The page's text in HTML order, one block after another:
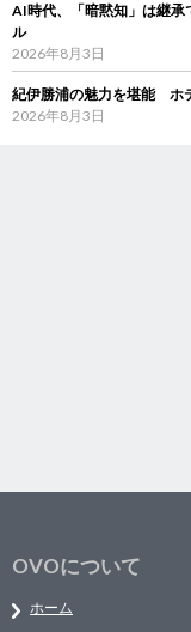
AI時代、「暗黙知」は継
ル
2026年8月3日
紀伊勝浦の魅力を堪能 ホ
2026年8月3日
OVOについて
ホーム